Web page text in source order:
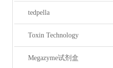
tedpella
Toxin Technology
Megazyme试剂盒